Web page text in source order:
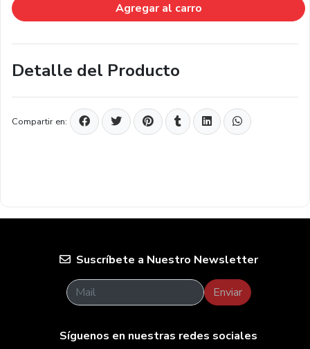
Agregar al carro
Detalle del Producto
Compartir en:
Suscríbete a Nuestro Newsletter
Enviar
Síguenos en nuestras redes sociales